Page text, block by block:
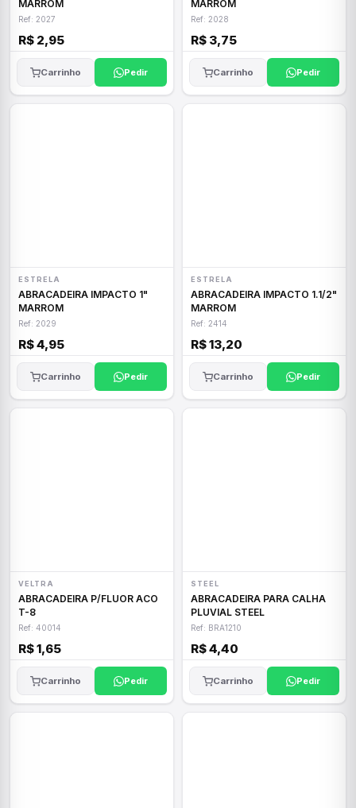
MARROM
Ref: 2027
R$ 2,95
Carrinho Pedir
MARROM
Ref: 2028
R$ 3,75
Carrinho Pedir
ESTRELA
ABRACADEIRA IMPACTO 1"
MARROM
Ref: 2029
R$ 4,95
Carrinho Pedir
ESTRELA
ABRACADEIRA IMPACTO 1.1/2"
MARROM
Ref: 2414
R$ 13,20
Carrinho Pedir
VELTRA
ABRACADEIRA P/FLUOR ACO
T-8
Ref: 40014
R$ 1,65
Carrinho Pedir
STEEL
ABRACADEIRA PARA CALHA
PLUVIAL STEEL
Ref: BRA1210
R$ 4,40
Carrinho Pedir